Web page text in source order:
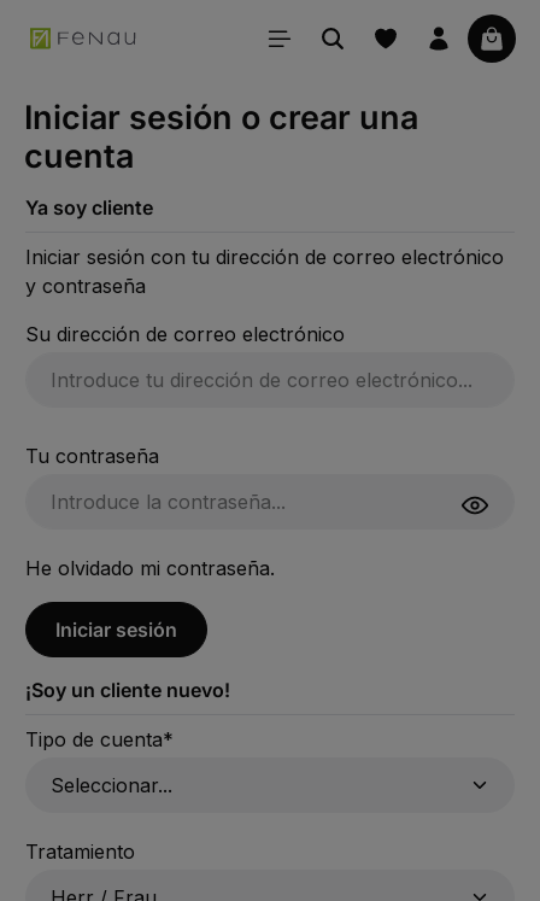
principal La
Iniciar sesión o crear una
cuenta
Ya soy cliente
Iniciar sesión con tu dirección de correo electrónico
y contraseña
Su dirección de correo electrónico
Tu contraseña
He olvidado mi contraseña.
Iniciar sesión
¡Soy un cliente nuevo!
Datos personales
Tipo de cuenta*
Tratamiento